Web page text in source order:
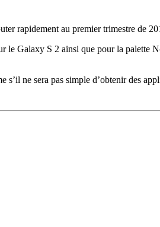
rapidement au premier trimestre de
le Galaxy S 2 ainsi que pour la
ne sera pas simple d’obtenir des